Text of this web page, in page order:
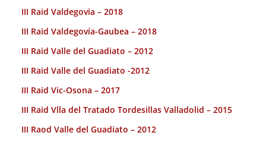
III Raid Valdegovia – 2018
III Raid Valdegovía-Gaubea – 2018
III Raid Valle del Guadiato – 2012
III Raid Valle del Guadiato -2012
III Raid Vic-Osona – 2017
III Raid Vlla del Tratado Tordesillas Valladolid – 2015
III Raod Valle del Guadiato – 2012